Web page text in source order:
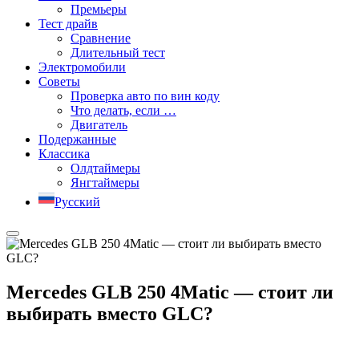
Премьеры
Тест драйв
Сравнение
Длительный тест
Электромобили
Советы
Проверка авто по вин коду
Что делать, если …
Двигатель
Подержанные
Классика
Олдтаймеры
Янгтаймеры
Русский
Mercedes GLB 250 4Matic — cтоит ли
выбирать вместо GLC?